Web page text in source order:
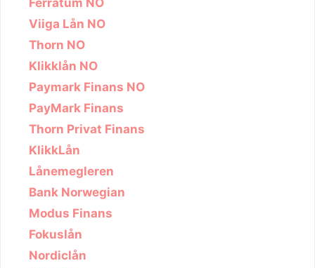
Ferratum NO
Viiga Lån NO
Thorn NO
Klikklån NO
Paymark Finans NO
PayMark Finans
Thorn Privat Finans
KlikkLån
Lånemegleren
Bank Norwegian
Modus Finans
Fokuslån
Nordiclån